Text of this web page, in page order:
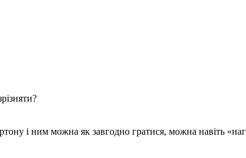
і ним можна як завгодно гратися, можна навіть